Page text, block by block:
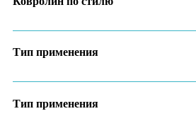
Тип применения
Тип применения